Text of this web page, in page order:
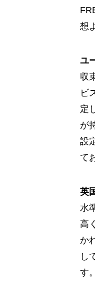
想
ユ
収
ビ
定
が
設
て
英
水
高
か
し
す